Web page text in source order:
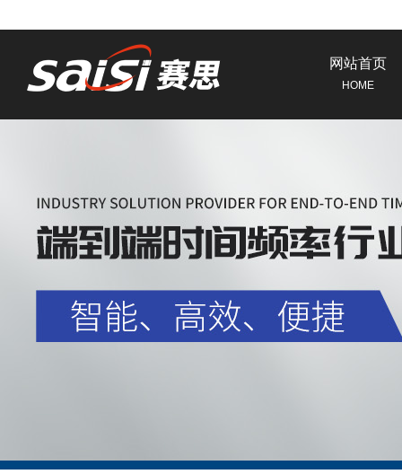
网站首页
HOME